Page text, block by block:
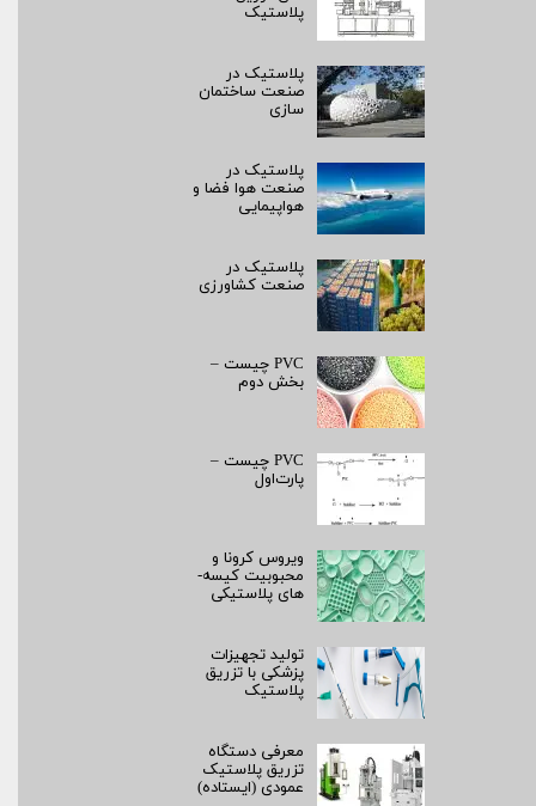
پلاستیک
پلاستیک در
صنعت ساختمان
سازی
پلاستیک در
صنعت هوا فضا و
هواپیمایی
پلاستیک در
صنعت کشاورزی
PVC چیست –
بخش دوم
PVC چیست –
پارت‌اول
ویروس کرونا و
محبوبیت کیسه­
های پلاستیکی
تولید تجهیزات
پزشکی با تزریق
پلاستیک
معرفی دستگاه
تزریق پلاستیک
عمودی (ایستاده)